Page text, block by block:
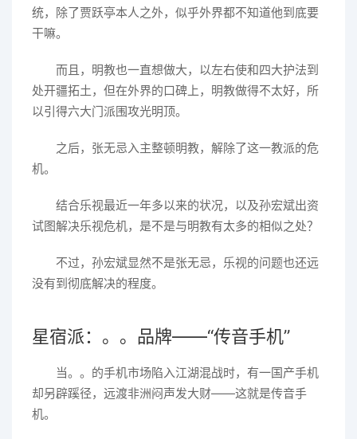
统，除了贾跃亭本人之外，似乎外界都不知道他到底要
干嘛。
而且，明教也一直想做大，以左右使和四大护法到
处开疆拓土，但在外界的口碑上，明教做得不太好，所
以引得六大门派围攻光明顶。
之后，张无忌入主整顿明教，解除了这一教派的危
机。
结合乐视最近一年多以来的状况，以及孙宏斌出资
试图解决乐视危机，是不是与明教有太多的相似之处？
不过，孙宏斌显然不是张无忌，乐视的问题也还远
没有到彻底解决的程度。
星宿派：。。品牌——“传音手机”
当。。的手机市场陷入江湖混战时，有一国产手机
却另辟蹊径，远渡非洲闷声发大财——这就是传音手
机。